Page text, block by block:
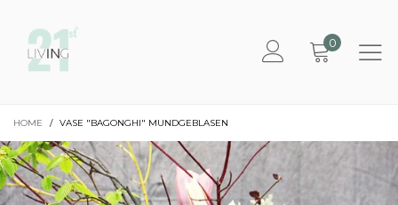
0
HOME / VASE "BAGONGHI" MUNDGEBLASEN